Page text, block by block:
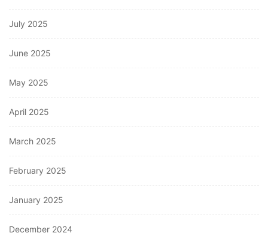
July 2025
June 2025
May 2025
April 2025
March 2025
February 2025
January 2025
December 2024